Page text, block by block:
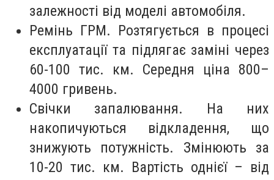
залежності від моделі автомобіля.
Ремінь ГРМ. Розтягується в процесі
експлуатації та підлягає заміні через
60-100 тис. км. Середня ціна 800–
4000 гривень.
Свічки запалювання. На них
накопичуються відкладення, що
знижують потужність. Змінюють за
10-20 тис. км. Вартість однієї – від